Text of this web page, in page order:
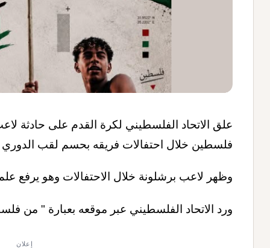
علق الاتحاد الفلسطيني لكرة القدم على حادثة
فلسطين خلال احتفالات فريقه بحسم لقب الدوري
وظهر لاعب برشلونة خلال الاحتفالات وهو يرفع
ورد الاتحاد الفلسطيني عبر موقعه بعبارة " من
إعلان